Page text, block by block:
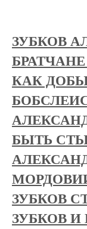
ЗУБКОВ
КАК
БЫТЬ
ЗУБКОВ
ЗУБКОВ